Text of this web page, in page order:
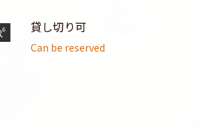
貸し切り可
Can be reserved